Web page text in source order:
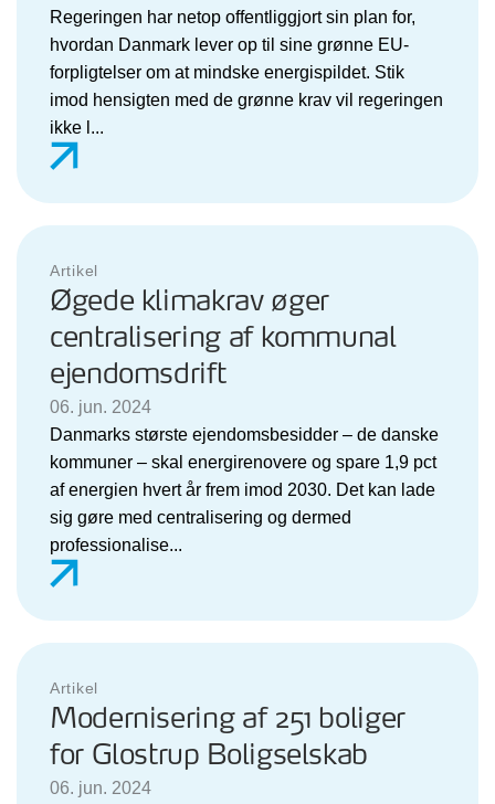
Regeringen har netop offentliggjort sin plan for,
hvordan Danmark lever op til sine grønne EU-
forpligtelser om at mindske energispildet. Stik
imod hensigten med de grønne krav vil regeringen
ikke l...
Artikel
Øgede klimakrav øger
centralisering af kommunal
ejendomsdrift
06. jun. 2024
Danmarks største ejendomsbesidder – de danske
kommuner – skal energirenovere og spare 1,9 pct
af energien hvert år frem imod 2030. Det kan lade
sig gøre med centralisering og dermed
professionalise...
Artikel
Modernisering af 251 boliger
for Glostrup Boligselskab
06. jun. 2024